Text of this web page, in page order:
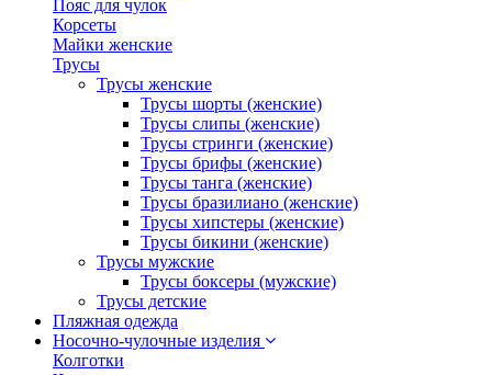
Пояс для чулок
Корсеты
Майки женские
Трусы
Трусы женские
Трусы шорты (женские)
Трусы слипы (женские)
Трусы стринги (женские)
Трусы брифы (женские)
Трусы танга (женские)
Трусы бразилиано (женские)
Трусы хипстеры (женские)
Трусы бикини (женские)
Трусы мужские
Трусы боксеры (мужские)
Трусы детские
Пляжная одежда
Носочно-чулочные изделия
Колготки